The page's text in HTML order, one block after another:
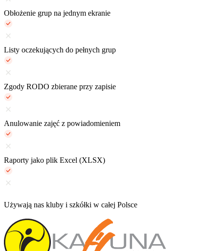
Obłożenie grup na jednym ekranie
Listy oczekujących do pełnych grup
Zgody RODO zbierane przy zapisie
Anulowanie zajęć z powiadomieniem
Raporty jako plik Excel (XLSX)
Używają nas kluby i szkółki w całej Polsce